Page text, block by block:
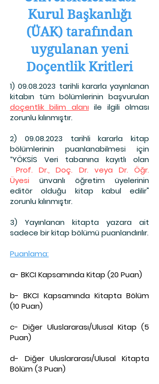
Kurul Başkanlığı
(ÜAK) tarafından
uygulanan yeni
Doçentlik Kritleri
1) 09.08.2023 tarihli kararla yayınlanan
kitabın tüm bölümlerinin başvurulan
doçentlik bilim alanı ile ilgili olması
zorunlu kılınmıştır.
2) 09.08.2023 tarihli kararla kitap
bölümlerinin puanlanabilmesi için
“YÖKSİS Veri tabanına kayıtlı olan
Prof. Dr., Doç. Dr. veya Dr. Öğr.
Üyesi ünvanlı öğretim üyelerinin
editör olduğu kitap kabul edilir"
zorunlu kılınmıştır.
3) Yayınlanan kitapta yazara ait
sadece bir kitap bölümü puanlandırılır.
Puanlama:
a- BKCI Kapsamında Kitap (20 Puan)
b- BKCI Kapsamında Kitapta Bölüm
(10 Puan)
c- Diğer Uluslararası/Ulusal Kitap (5
Puan)
d- Diğer Uluslararası/Ulusal Kitapta
Bölüm (3 Puan)